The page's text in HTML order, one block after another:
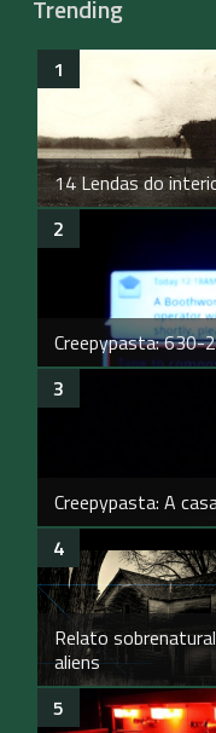
Trending
14 Lendas do
Creepypasta:
Creepypasta: A
Relato
aliens